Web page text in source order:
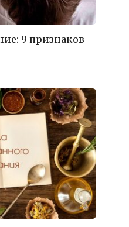
9 признаков